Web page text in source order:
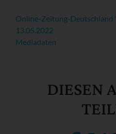
Online-Zeitung-Deutschland
13.05.2022
Mediadaten
DIESEN